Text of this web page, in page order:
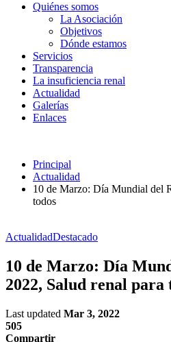
Quiénes somos
La Asociación
Objetivos
Dónde estamos
Servicios
Transparencia
La insuficiencia renal
Actualidad
Galerías
Enlaces
Principal
Actualidad
10 de Marzo: Día Mundial del
todos
ActualidadDestacado
10 de Marzo: Día
2022, Salud renal para
Last updated Mar 3, 2022
505
Compartir